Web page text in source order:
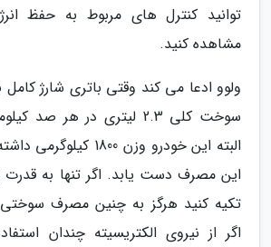
توانید کنترل های مربوط به حفظ
مشاهده کنید.
سوخت کلی 2.3 لیتری در هر
البته این خودرو وزن
این مصرف دست یابد. اگر تنها به قدرت
تکیه کنید هرگز به چنین مصرف
اگر از نیروی الکتریسیته چندان